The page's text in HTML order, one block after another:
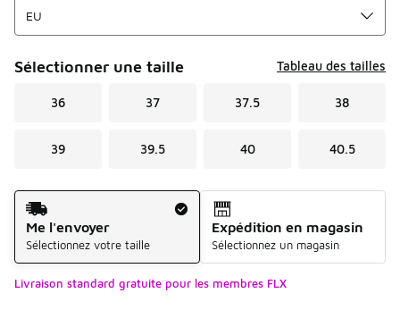
Sélectionner une taille Tableau des tailles
36 37 37.5 38
39 39.5 40 40.5
Mode d'expédition
Me l'envoyer
Sélectionnez votre taille
Expédition en magasin
Sélectionnez un magasin
Livraison standard gratuite pour les membres FLX